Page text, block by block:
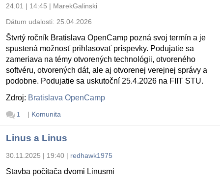
24.01 | 14:45 | MarekGalinski
Dátum udalosti: 25.04.2026
Štvrtý ročník Bratislava OpenCamp pozná svoj termín a je
spustená možnosť prihlasovať príspevky. Podujatie sa
zameriava na témy otvorených technológii, otvoreného
softvéru, otvorených dát, ale aj otvorenej verejnej správy a
podobne. Podujatie sa uskutoční 25.4.2026 na FIIT STU.
Zdroj: Bratislava OpenCamp
1 | Komunita
Linus a Linus
30.11.2025 | 19:40 | redhawk1975
Stavba počítača dvomi Linusmi